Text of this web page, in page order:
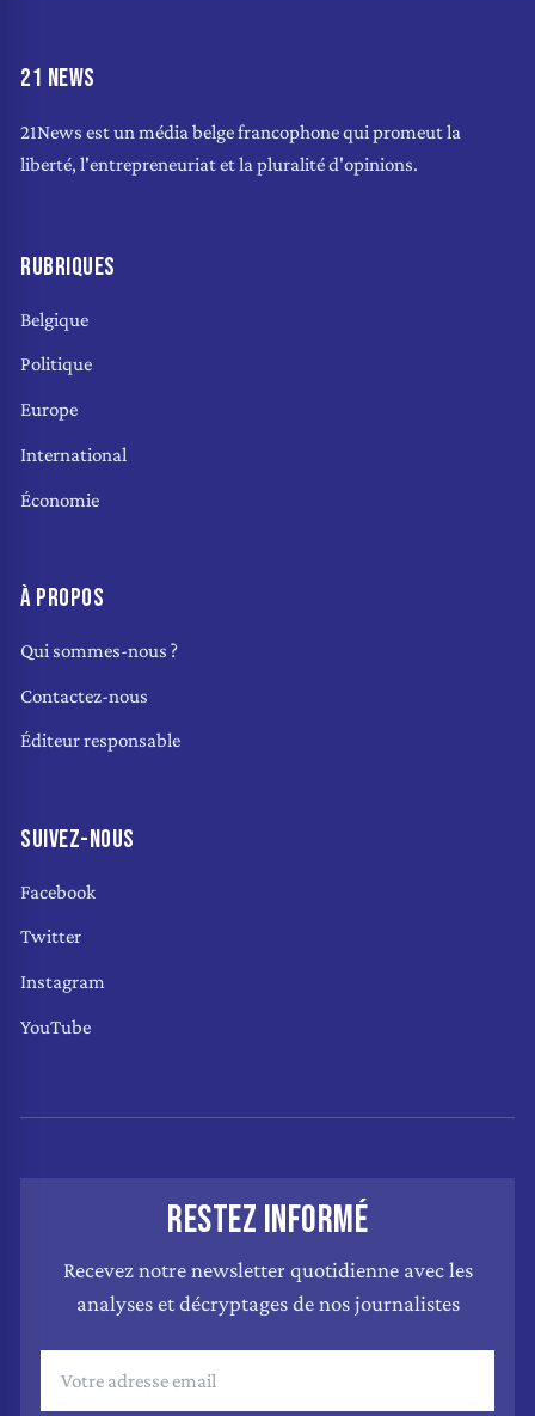
21 NEWS
21News est un média belge francophone qui promeut la
liberté, l'entrepreneuriat et la pluralité d'opinions.
RUBRIQUES
Belgique
Politique
Europe
International
Économie
À PROPOS
Qui sommes-nous ?
Contactez-nous
Éditeur responsable
SUIVEZ-NOUS
Facebook
Twitter
Instagram
YouTube
RESTEZ INFORMÉ
Recevez notre newsletter quotidienne avec les
analyses et décryptages de nos journalistes